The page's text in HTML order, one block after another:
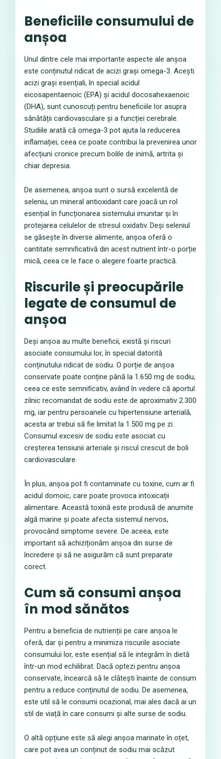
Beneficiile consumului de
anșoa
Unul dintre cele mai importante aspecte ale anșoa
este conținutul ridicat de acizi grași omega-3. Acești
acizi grași esențiali, în special acidul
eicosapentaenoic (EPA) și acidul docosahexaenoic
(DHA), sunt cunoscuți pentru beneficiile lor asupra
sănătății cardiovasculare și a funcției cerebrale.
Studiile arată că omega-3 pot ajuta la reducerea
inflamației, ceea ce poate contribui la prevenirea unor
afecțiuni cronice precum bolile de inimă, artrita și
chiar depresia.
De asemenea, anșoa sunt o sursă excelentă de
seleniu, un mineral antioxidant care joacă un rol
esențial în funcționarea sistemului imunitar și în
protejarea celulelor de stresul oxidativ. Deși seleniul
se găsește în diverse alimente, anșoa oferă o
cantitate semnificativă din acest nutrient într-o porție
mică, ceea ce le face o alegere foarte practică.
Riscurile și preocupările
legate de consumul de
anșoa
Deși anșoa au multe beneficii, există și riscuri
asociate consumului lor, în special datorită
conținutului ridicat de sodiu. O porție de anșoa
conservate poate conține până la 1.650 mg de sodiu,
ceea ce este semnificativ, având în vedere că aportul
zilnic recomandat de sodiu este de aproximativ 2.300
mg, iar pentru persoanele cu hipertensiune arterială,
acesta ar trebui să fie limitat la 1.500 mg pe zi.
Consumul excesiv de sodiu este asociat cu
creșterea tensiunii arteriale și riscul crescut de boli
cardiovasculare.
În plus, anșoa pot fi contaminate cu toxine, cum ar fi
acidul domoic, care poate provoca intoxicații
alimentare. Această toxină este produsă de anumite
algă marine și poate afecta sistemul nervos,
provocând simptome severe. De aceea, este
important să achiziționăm anșoa din surse de
încredere și să ne asigurăm că sunt preparate
corect.
Cum să consumi anșoa
în mod sănătos
Pentru a beneficia de nutrienții pe care anșoa le
oferă, dar și pentru a minimiza riscurile asociate
consumului lor, este esențial să le integrăm în dietă
într-un mod echilibrat. Dacă optezi pentru anșoa
conservate, încearcă să le clătești înainte de consum
pentru a reduce conținutul de sodiu. De asemenea,
este util să le consumi ocazional, mai ales dacă ai un
stil de viață în care consumi și alte surse de sodiu.
O altă opțiune este să alegi anșoa marinate în oțet,
care pot avea un conținut de sodiu mai scăzut